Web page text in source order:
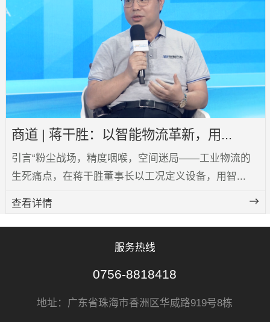
商道 | 蒋干胜：以智能物流革新，用...
引言“粉尘战场，精度咽喉，空间迷局——工业物流的
生死痛点，在蒋干胜董事长以工况定义设备，用智...
查看详情
服务热线
0756-8818418
地址：广东省珠海市香洲区华威路919号8栋